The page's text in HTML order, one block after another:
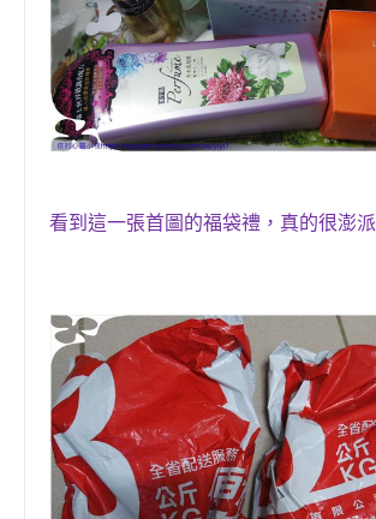
看到這一張首圖的福袋禮 ， 真的很澎派